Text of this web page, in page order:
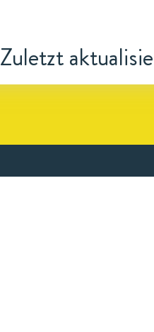
Zuletzt